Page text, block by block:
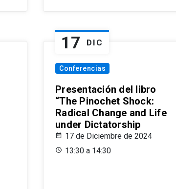
17 DIC
Conferencias
Presentación del libro
“The Pinochet Shock:
Radical Change and Life
under Dictatorship
17 de Diciembre de 2024
13:30 a 14:30